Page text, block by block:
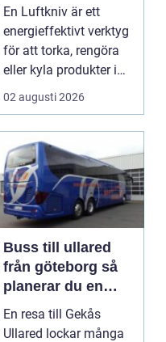
kylning i modern
industri
En Luftkniv är ett
energieffektivt verktyg
för att torka, rengöra
eller kyla produkter i
rörelse. Te...
02 augusti 2026
Buss till ullared
från göteborg så
planerar du en
smidig
shoppingdag
En resa till Gekås
Ullared lockar många